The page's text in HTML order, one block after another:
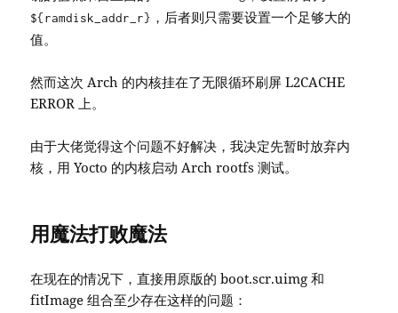
${ramdisk_addr_r} ，后者则只需要设置一个足够大的
值。
然而这次 Arch 的内核挂在了无限循环刷屏 L2CACHE
ERROR 上。
由于大佬觉得这个问题不好解决，我决定先暂时放弃内
核，用 Yocto 的内核启动 Arch rootfs 测试。
用魔法打败魔法
在现在的情况下，直接用原版的 boot.scr.uimg 和
fitImage 组合至少存在这样的问题：